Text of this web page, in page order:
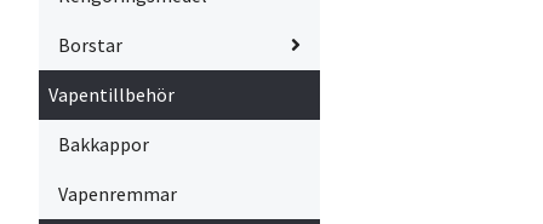
Borstar
Vapentillbehör
Bakkappor
Vapenremmar